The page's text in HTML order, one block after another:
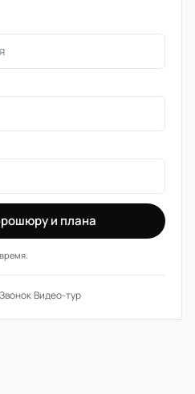
и плана
Звонок·Видео-тур